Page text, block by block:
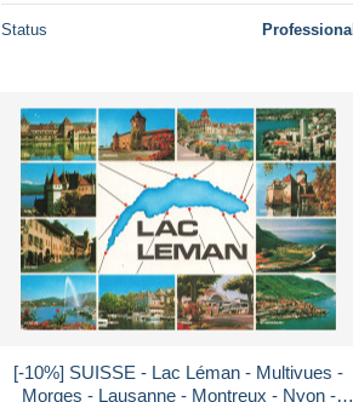
Status Professional
[-10%] SUISSE - Lac Léman - Multivues -
Morges - Lausanne - Montreux - Nyon -